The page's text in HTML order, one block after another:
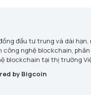
đầu tư trung và dài
nghệ blockchain,
blockchain tại thị trường
by Bigcoin